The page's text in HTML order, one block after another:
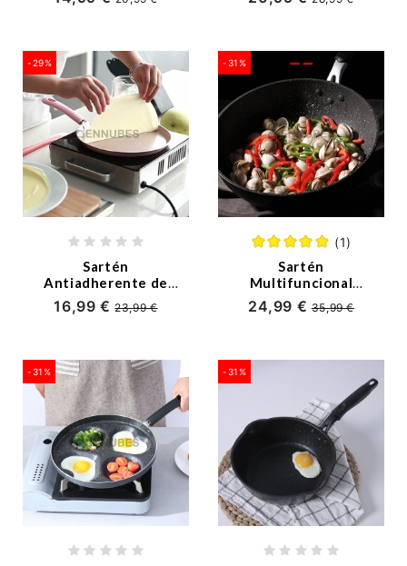
de Dibujos Animados
-29%
Sartén
Antiadherente de
Inducción para
Multifunción
16,99 €23,99 €
-31%
(1)
Sartén
Multifuncional
Antiadherente con
Estilo Coreano
24,99 €35,99 €
-31% -31%